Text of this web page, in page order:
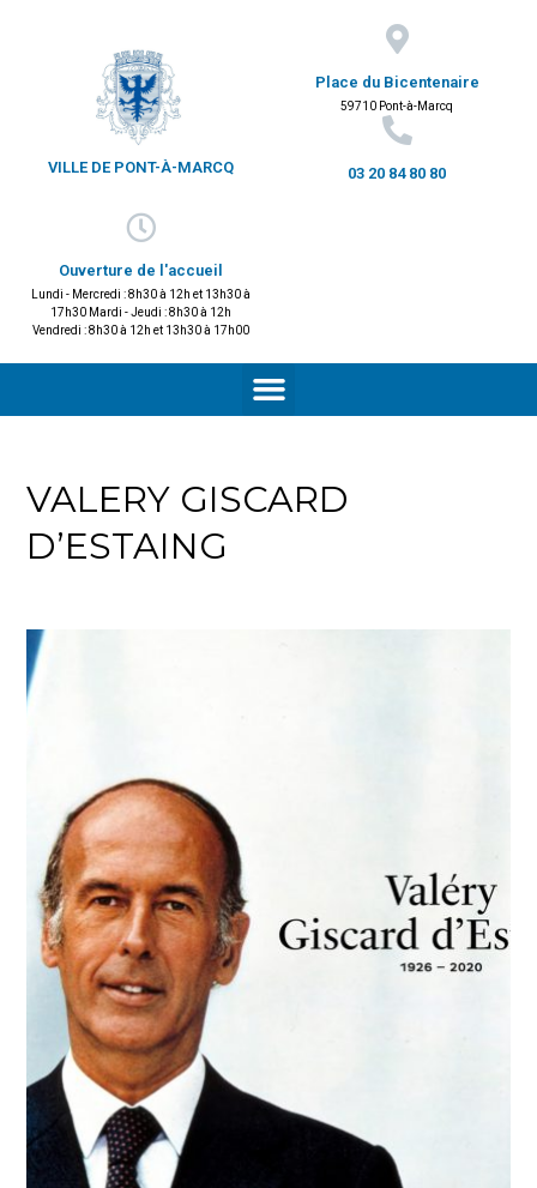
VILLE DE PONT-À-MARCQ
Place du Bicentenaire
59710 Pont-à-Marcq
03 20 84 80 80
Ouverture de l'accueil
Lundi - Mercredi : 8h30 à 12h et 13h30 à
17h30 Mardi - Jeudi : 8h30 à 12h
Vendredi : 8h30 à 12h et 13h30 à 17h00
VALERY GISCARD
D’ESTAING